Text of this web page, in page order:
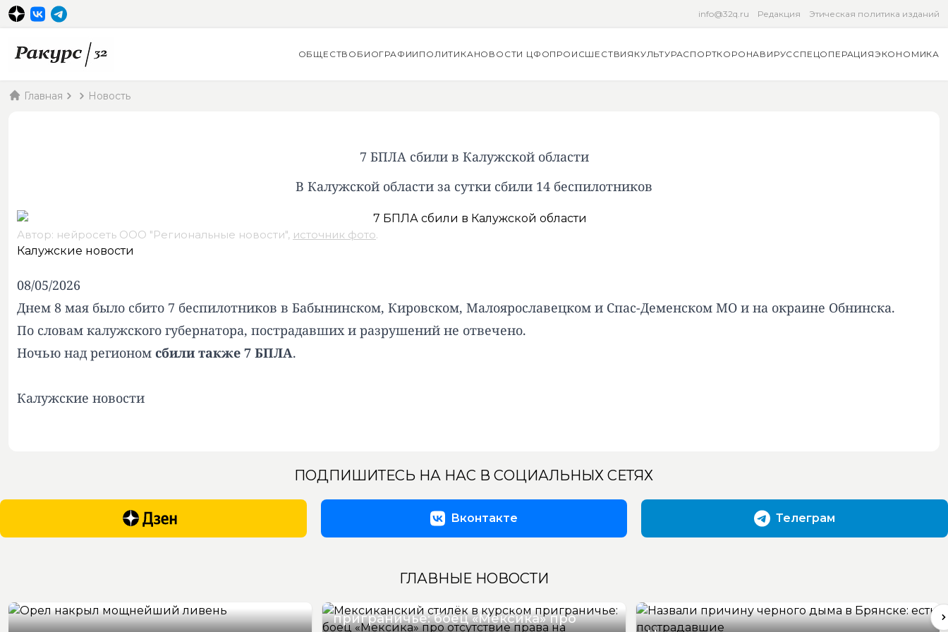
info@32q.ru Редакция Этическая политика изданий
ОБЩЕСТВО БИОГРАФИИ ПОЛИТИКАНОВОСТИ ЦФОПРОИСШЕСТВИЯ КУЛЬТУРАСПОРТКОРОНАВИРУССПЕЦОПЕРАЦИЯЭКОНОМИКА
Главная Новость
7 БПЛА сбили в Калужской области
В Калужской области за сутки сбили 14 беспилотников
Автор: нейросеть ООО "Региональные новости", источник фото.
Калужские новости
08/05/2026
Днем 8 мая было сбито 7 беспилотников в Бабынинском, Кировском, Малоярославецком и Спас-Деменском МО и на окраине Обнинска.
По словам калужского губернатора, пострадавших и разрушений не отвечено.
Ночью над регионом сбили также 7 БПЛА.
Калужские новости
ПОДПИШИТЕСЬ НА НАС В СОЦИАЛЬНЫХ СЕТЯХ
Вконтакте Телеграм
ГЛАВНЫЕ НОВОСТИ
Мексиканский стилёк в курском
приграничье: боец «Мексика» про